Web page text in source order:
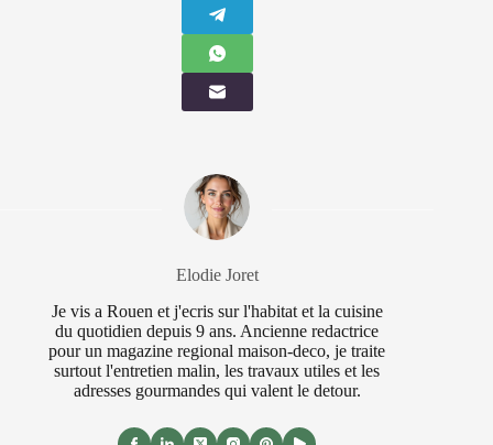
Elodie Joret
Je vis a Rouen et j'ecris sur l'habitat et la cuisine
du quotidien depuis 9 ans. Ancienne redactrice
pour un magazine regional maison-deco, je traite
surtout l'entretien malin, les travaux utiles et les
adresses gourmandes qui valent le detour.